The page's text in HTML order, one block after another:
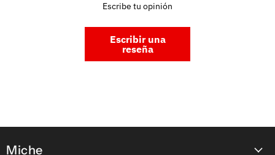
Escribe tu opinión
Escribir una
reseña
Miche